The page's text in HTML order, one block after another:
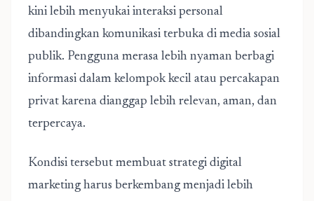
kini lebih menyukai interaksi personal
dibandingkan komunikasi terbuka di media sosial
publik. Pengguna merasa lebih nyaman berbagi
informasi dalam kelompok kecil atau percakapan
privat karena dianggap lebih relevan, aman, dan
terpercaya.
Kondisi tersebut membuat strategi digital
marketing harus berkembang menjadi lebih